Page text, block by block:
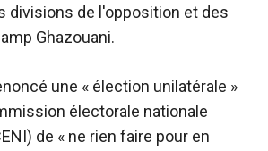
divisions de l'opposition et des
Ghazouani.
une « élection unilatérale »
électorale nationale
de « ne rien faire pour en